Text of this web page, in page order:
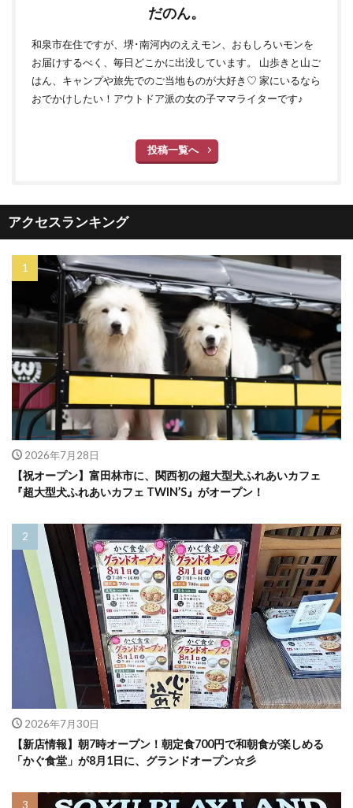
だのん。
和泉市在住ですが、堺･南河内のええモン、おもしろいモンを
お届けするべく、毎日どこかに出没しています。 山歩きと山ご
はん、キャンプや旅先でのご当地ものが大好き♡ 家にいるなら
おでかけしたい！アウトドア派の女の子ママライターです♪
投稿一覧へ
アクセスランキング
2026年7月28日
【祝オープン】富田林市に、関西初の超大型犬ふれあいカフェ
『超大型犬ふれあいカフェ TWIN’S』がオープン！
2026年7月30日
【新店情報】朝7時オープン！朝定食700円で和朝食が楽しめる
「かぐ食堂」が8月1日に、グランドオープン☆彡